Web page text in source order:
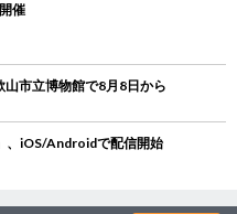
催
市立博物館で8月8日から
、iOS/Androidで配信開始